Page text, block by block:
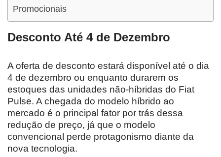
Promocionais
Desconto Até 4 de Dezembro
A oferta de desconto estará disponível até o dia
4 de dezembro ou enquanto durarem os
estoques das unidades não-híbridas do Fiat
Pulse. A chegada do modelo híbrido ao
mercado é o principal fator por trás dessa
redução de preço, já que o modelo
convencional perde protagonismo diante da
nova tecnologia.